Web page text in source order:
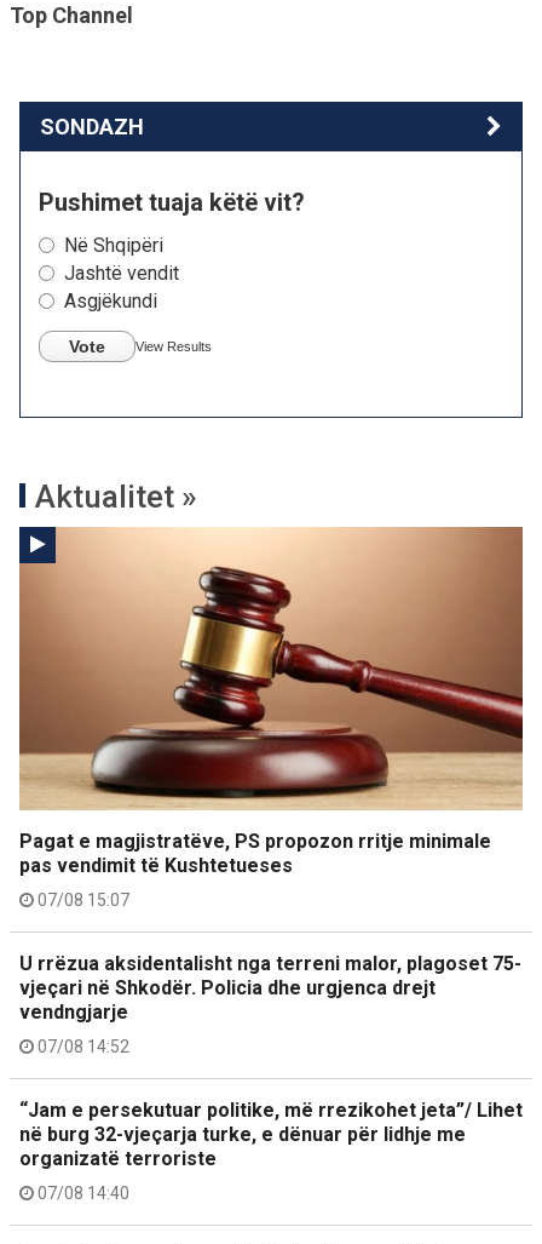
Top Channel
SONDAZH
Pushimet tuaja këtë vit?
Në Shqipëri
Jashtë vendit
Asgjëkundi
Vote View Results
Aktualitet »
Pagat e magjistratëve, PS propozon rritje minimale
pas vendimit të Kushtetueses
07/08 15:07
U rrëzua aksidentalisht nga terreni malor, plagoset 75-
vjeçari në Shkodër. Policia dhe urgjenca drejt
vendngjarje
07/08 14:52
“Jam e persekutuar politike, më rrezikohet jeta”/ Lihet
në burg 32-vjeçarja turke, e dënuar për lidhje me
organizatë terroriste
07/08 14:40